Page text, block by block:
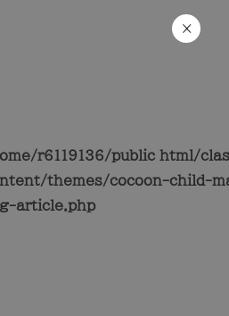
r6119136/public_html/
themes/cocoon-child-
article.php
×